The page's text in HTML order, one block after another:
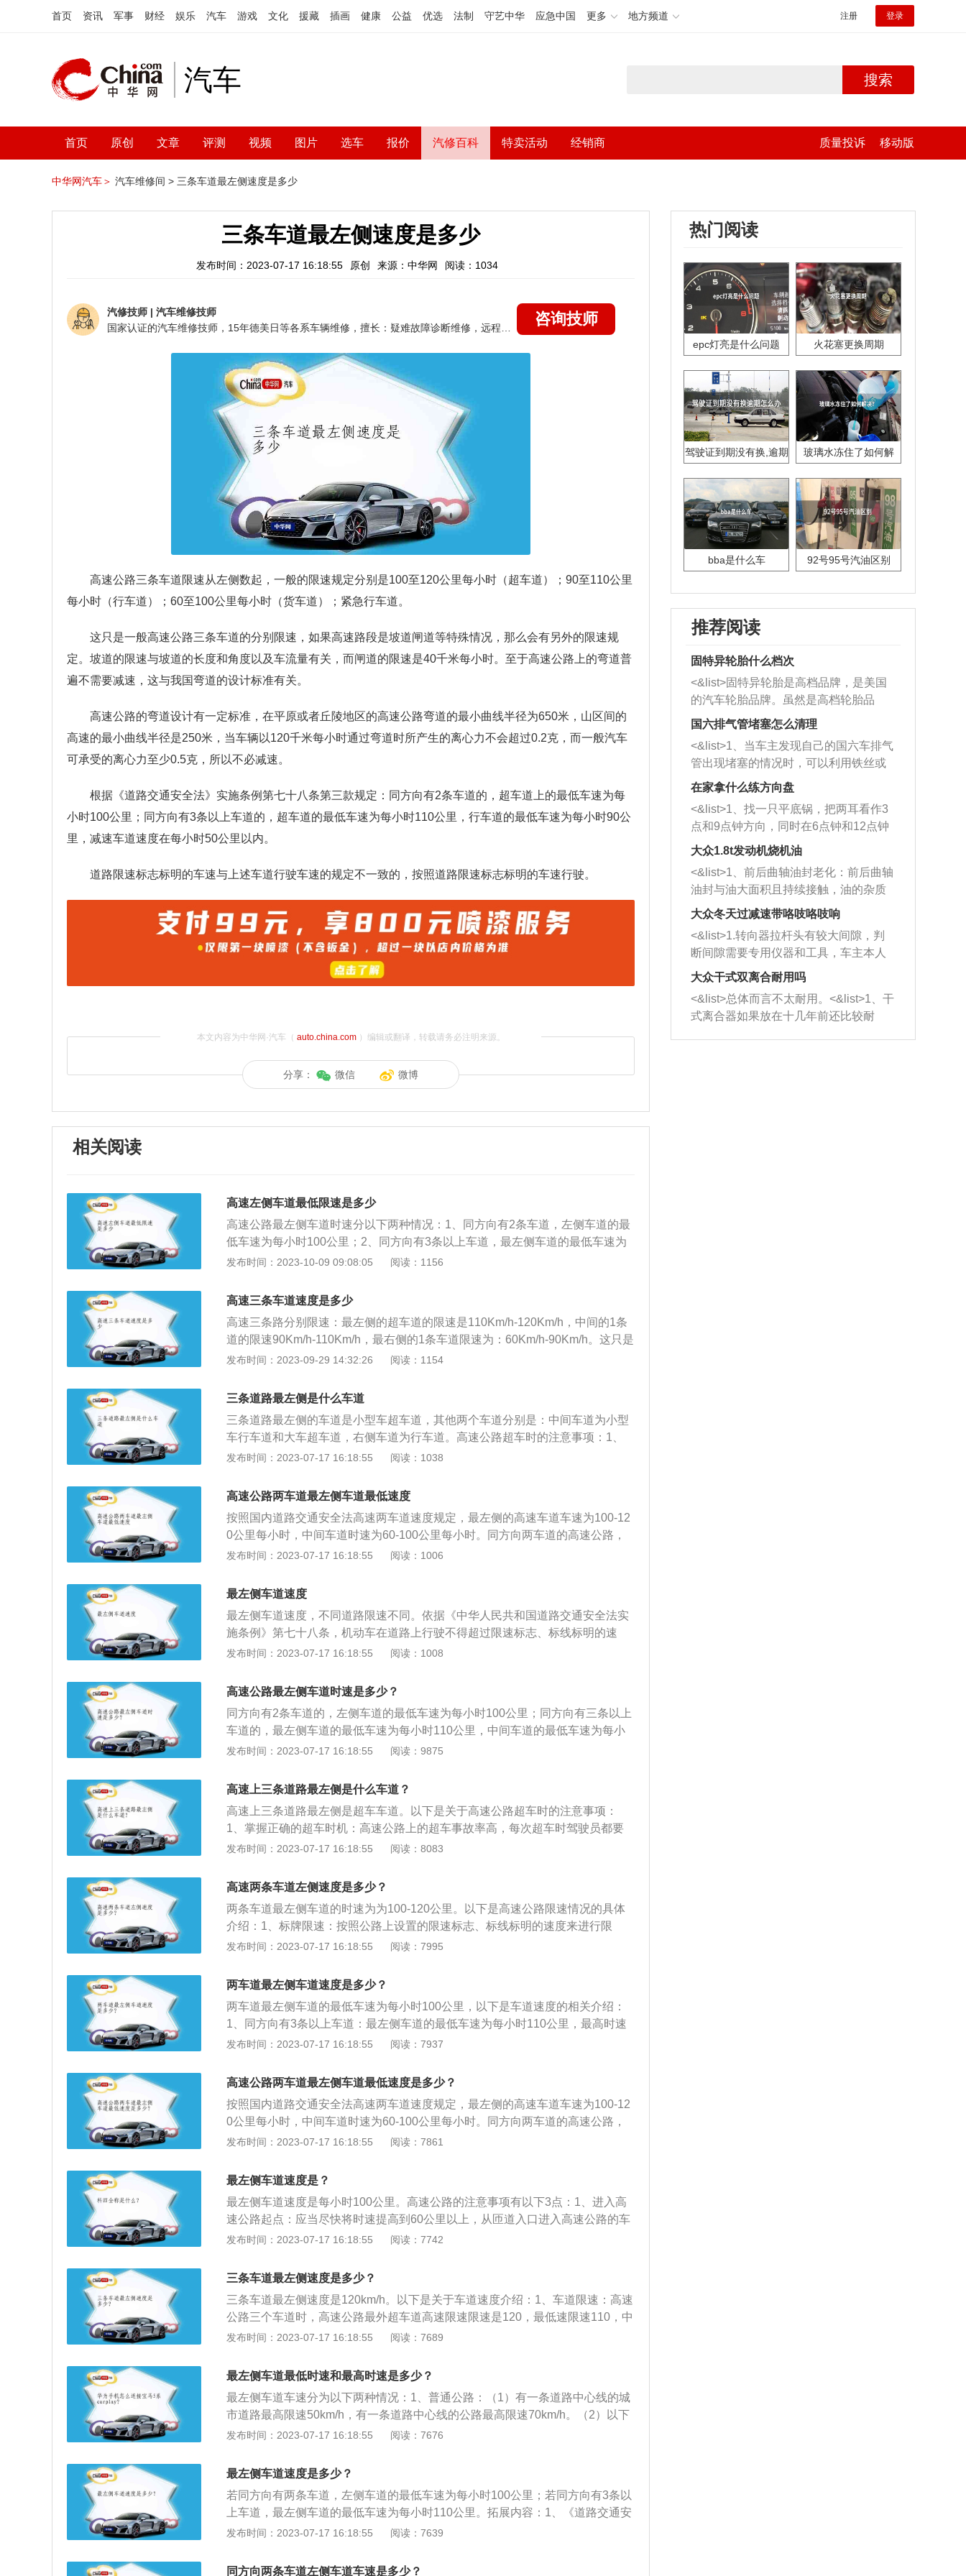
首页 资讯 军事 财经 娱乐 汽车 游戏 文化 援藏 插画 健康 公益 优选 法制 守艺中华 应急中国 更多 地方频道 注册 登录
汽车 搜索
首页 原创 文章 评测 视频 图片 选车 报价 汽修百科 特卖活动 经销商 质量投诉 移动版
中华网汽车＞ 汽车维修间 > 三条车道最左侧速度是多少
三条车道最左侧速度是多少
发布时间：2023-07-17 16:18:55 原创 来源：中华网 阅读：1034
汽修技师 | 汽车维修技师
咨询技师
高速公路三条车道限速从左侧数起，一般的限速规定分别是100至120公里每小时（超车道）；90至110公里
每小时（行车道）；60至100公里每小时（货车道）；紧急行车道。
这只是一般高速公路三条车道的分别限速，如果高速路段是坡道闸道等特殊情况，那么会有另外的限速规
定。坡道的限速与坡道的长度和角度以及车流量有关，而闸道的限速是40千米每小时。至于高速公路上的弯道普
遍不需要减速，这与我国弯道的设计标准有关。
高速公路的弯道设计有一定标准，在平原或者丘陵地区的高速公路弯道的最小曲线半径为650米，山区间的
高速的最小曲线半径是250米，当车辆以120千米每小时通过弯道时所产生的离心力不会超过0.2克，而一般汽车
可承受的离心力至少0.5克，所以不必减速。
根据《道路交通安全法》实施条例第七十八条第三款规定：同方向有2条车道的，超车道上的最低车速为每
小时100公里；同方向有3条以上车道的，超车道的最低车速为每小时110公里，行车道的最低车速为每小时90公
里，减速车道速度在每小时50公里以内。
道路限速标志标明的车速与上述车道行驶车速的规定不一致的，按照道路限速标志标明的车速行驶。
本文内容为中华网·汽车（ auto.china.com）编辑或翻译，转载请务必注明来源。
分享： 微信 微博
相关阅读
高速左侧车道最低限速是多少
高速公路最左侧车道时速分以下两种情况：1、同方向有2条车道，左侧车道的最
低车速为每小时100公里；2、同方向有3条以上车道，最左侧车道的最低车速为
每小时110公里。具体法规如下：《中华人民共和国道路交通安全法实施条例》
公里，最低车速不得低于每小时60公里。在高速公路上行驶的小型载客汽车最高
车速不得超过每小时120公里，其他机动车不得超过每小时100公里，摩托车不得
超过每小时80公里。同方向有2条车道的，左侧车道的最低车速为每小时100公
里；同方向有3条以上车道的，最左侧车道的最低车速为每小时110公里，中间车
道的最低车速为每小时90公里。道路限速标志标明的车速与上述车道行驶车速的
发布时间：2023-10-09 09:08:05 阅读：1156
高速三条车道速度是多少
高速三条路分别限速：最左侧的超车道的限速是110Km/h-120Km/h，中间的1条
道的限速90Km/h-110Km/h，最右侧的1条车道限速为：60Km/h-90Km/h。这只是
一般高速路3条车道的各自限速，假如高速路段是坡道闸道等特殊情况，那么会
八条，高速公路应当标明车道的行驶速度，最高车速不得超过每小时120公里，
最低车速不得低于每小时60公里。在高速公路上行驶的小型载客汽车最高车速不
得超过每小时120公里，其他机动车不得超过每小时100公里，摩托车不得超过每
小时80公里。同方向有2条车道的，左侧车道的最低车速为每小时100公里；同方
向有3条以上车道的，最左侧车道的最低车速为每小时110公里，中间车道的最低
致的，按照道路限速标志标明的车速行驶。
发布时间：2023-09-29 14:32:26 阅读：1154
三条道路最左侧是什么车道
三条道路最左侧的车道是小型车超车道，其他两个车道分别是：中间车道为小型
车行车道和大车超车道，右侧车道为行车道。高速公路超车时的注意事项：1、
掌握正确的超车时机：高速公路上的超车事故率高，每次超车时驾驶员都要面临
超车，因为那样不但不能使全程的行驶时间缩短多少，而且有可能将自己置身于
反复超车与被超车的危险境地。只有当车辆的技术状况与前车相差很大，并能在
超越后迅速将其甩开的情况下，才有必要在恰当的时机将其超越。2、注意并
行：超车时要注意并行及后续车辆情况。如果感到确有必要超车，必须确认超车
道上的安全距离内没有其他车辆，同时还必须确认同行车道上没有车辆企图超越
更是如此。随着车速的提高，在转过相同的弯道时，转向盘的转动量逐渐减小，
这是高速公路不能过猛转向，采用大弯道变更车道的直接原因。超车过程应该紧
凑和一气呵成，如果在200m以内有车，可以连续超越，否则，反复变更车道、来
返回原车道。为了保证车辆的行驶顺利和安全，与超车道上车流速度不同的车
安全也有保障。
发布时间：2023-07-17 16:18:55 阅读：1038
高速公路两车道最左侧车道最低速度
按照国内道路交通安全法高速两车道速度规定，最左侧的高速车道车速为100-12
0公里每小时，中间车道时速为60-100公里每小时。同方向两车道的高速公路，
那么最右侧是应急车道，正常情况下是不能走的。高速三车道速度最左边一条是
别为：90-110公里每小时和60-90公里每小时。高速公路的限速标准会根据高速
的设计有所不同，在路面平坦的多车道高速上，高速公路的最高速度一般限制在
120㎞/小时，而在山区、团雾多发路段和易发生交通事故的路段，高速公路的可
通行最高速度会调整到100㎞/小时和80㎞/小时。高速公路车速相关规定：根据
《中华人民共和国道路交通安全法实施条例》第七十八条：高速公路应当标明车
公里；在高速公路上行驶的小型载客汽车最高车速不得超过每小时120公里，其
他机动车不得超过每小时100公里，摩托车不得超过每小时80公里；道路限速标
志标明的车速与上述车道行驶车速的规定不一致的，按照道路限速标志标明的车
进行扣分处罚；驾驶校车、中型以上载客载货汽车、危险物品运输车辆以外的机
达到百分之五十的，扣3分；驾驶校车、中型以上载客载货汽车、危险物品运输
车辆在高速公路、城市快速路上行驶超过规定时速未达到百分之二十，或者在高
速公路、城市快速路以外的道路上行驶超过规定时速百分之二十以上未达到百分
之五十的，扣6分；驾驶校车、中型以上载客载货汽车、危险物品运输车辆在高
分；驾驶校车、中型以上载客载货汽车、危险物品运输车辆在高速公路、城市快
速路上行驶超过规定时速百分之二十以上，或者驾驶其他机动车在高速公路、城
市快速路上行驶超过规定时速百分之五十以上的，扣12分。
发布时间：2023-07-17 16:18:55 阅读：1006
最左侧车道速度
最左侧车道速度，不同道路限速不同。依据《中华人民共和国道路交通安全法实
施条例》第七十八条，机动车在道路上行驶不得超过限速标志、标线标明的速
度。在高速公路上行驶，小型载客汽车最高车速不得超过每小时120公里，其他
低于每小时60公里。同方向有2条车道的，左侧车道的最低车速为每小时100公
里；同方向有3条以上车道的，最左侧车道的最低车速为每小时110公里，中间车
道的最低车速为每小时90公里。道路限速标志标明的车速与上述车道行驶车速的
规定不一致的，按照道路限速标志标明的车速行驶。第四十五条机动车在道路上
行驶不得超过限速标志、标线标明的速度。在没有限速标志、标线的道路上，机
时30公里，公路为每小时40公里；(二)同方向只有1条机动车道的道路，城市道路
为每小时50公里，公路为每小时70公里。第四十六条机动车行驶中遇有下列情形
之一的，最高行驶速度不得超过每小时30公里，其中拖拉机、电瓶车、轮式专用
窄路、窄桥时；(二)掉头、转弯、下陡坡时；(三)遇雾、雨、雪、沙尘、冰雹，能
车时。超速行驶处罚不同依据《道路交通安全违法行为记分管理办法》第二章记
分分值规定1、驾驶校车、中型以上载客载货汽车、危险物品运输车辆在高速公
路、城市快速路上行驶超过规定时速百分之二十以上，或者驾驶其他机动车在高
速公路、城市快速路上行驶超过规定时速百分之五十以上的，一次记12分。2、
以外的道路上行驶超过规定时速百分之五十以上的，一次记9分。3、驾驶校车、
中型以上载客载货汽车、危险物品运输车辆在高速公路、城市快速路上行驶超过
规定时速未达到百分之二十，或者在高速公路、城市快速路以外的道路上行驶超
过规定时速百分之二十以上未达到百分之五十的，一次记6分。4、驾驶校车、中
型以上载客载货汽车、危险物品运输车辆以外的机动车在高速公路、城市快速路
快速路以外的道路上行驶超过规定时速百分之五十以上的一次记6分。5、驾驶校
车、中型以上载客载货汽车、危险物品运输车辆以外的机动车在高速公路、城市
快速路以外的道路上行驶超过规定时速百分之二十以上未达到百分之五十的，一
路、城市快速路以外的道路上行驶超过规定时速百分之十以上未达到百分之二十
发布时间：2023-07-17 16:18:55 阅读：1008
高速公路最左侧车道时速是多少？
同方向有2条车道的，左侧车道的最低车速为每小时100公里；同方向有三条以上
车道的，最左侧车道的最低车速为每小时110公里，中间车道的最低车速为每小
时90公里。路限速度标志标明的车速与上述车道行驶车速的规定不一致的，按照
定：高速公路应当标明车道的行驶速度，最高车速不得超过每小时120公里，最
低车自速度也不得低于每小时60公里。在高速公路上行驶的小汽车最高车速不得
超过每小时120公里，其他机动车不得超过每小时100公里，摩托车不得超过每小
时80公里。
发布时间：2023-07-17 16:18:55 阅读：9875
高速上三条道路最左侧是什么车道？
高速上三条道路最左侧是超车车道。以下是关于高速公路超车时的注意事项：
1、掌握正确的超车时机：高速公路上的超车事故率高，每次超车时驾驶员都要
面临危险的境地。如果自己驾驶的车辆与车流中的车辆性能相差不多，能不超就
身于反复超车与被超车的危险境地。只有当车辆的技术状况与前车相差很大，并
能在超越后迅速将其甩开的情况下，才有必要在恰当的时机将其超越。2、注意
并行：超车时要注意并行及后续车辆情况。如果感到确有必要超车，必须确认超
车道上的安全距离内没有其他车辆，同时还必须确认同行车道上没有车辆企图超
越自车。3、超车时使用转向盘要平稳：高速公路上猛打转向盘很危险，在超车
小，这是高速公路不能过猛转向，采用大弯道变更车道的直接原因。超车过程应
该紧凑和一气呵成，如果在200m以内有车，可以连续超越，否则，反复变更车
道、来来回回非常危险。4、超车后要尽快返回原车道：在安全完成超车后，要
的车辆，切忌在超车道上连续行驶。这样既不干扰其他车辆的正常行驶，又对本
发布时间：2023-07-17 16:18:55 阅读：8083
高速两条车道左侧速度是多少？
两条车道最左侧车道的时速为为100-120公里。以下是高速公路限速情况的具体
介绍：1、标牌限速：按照公路上设置的限速标志、标线标明的速度来进行限
制。而这个速度划分并没有统一的规定，不同地区或同一高速的不同路段，其限
线的公路，限速为每小时40公里；同方向只有1条机动车道的公路，限速为每小
时70公里；进出非机动车道，通过铁路道口、急弯路、窄路、窄桥以及掉头、转
弯、下陡坡时，限速为每小时30公里。高速公路最高限速为每小时120公里。3、
特殊时段和恶劣天气限速：在普通公路行驶，遇雾、雨、雪、沙尘、冰雹，能见
度在50米以内以及在冰雪、泥泞的道路上行驶时，限速为每小时30公里。
发布时间：2023-07-17 16:18:55 阅读：7995
两车道最左侧车道速度是多少？
两车道最左侧车道的最低车速为每小时100公里，以下是车道速度的相关介绍：
1、同方向有3条以上车道：最左侧车道的最低车速为每小时110公里，最高时速
为每小时120公里，中间车道的最低车速为每小时90公里。最右侧车道的最低车
最左侧车道的最低车速为每小时110公里，最高时速为每小时120公里，中间车道
的最低车速为每小时90公里，最高时速为每小时120公里，最右侧车道的最低车
速为每小时60公里每小时，最高时速为每小时120公里。
发布时间：2023-07-17 16:18:55 阅读：7937
高速公路两车道最左侧车道最低速度是多少？
按照国内道路交通安全法高速两车道速度规定，最左侧的高速车道车速为100-12
0公里每小时，中间车道时速为60-100公里每小时。同方向两车道的高速公路，
那么最右侧是应急车道，正常情况下是不能走的。高速三车道速度最左边一条是
别为：90-110公里每小时和60-90公里每小时。高速公路的限速标准会根据高速
的设计有所不同，在路面平坦的多车道高速上，高速公路的最高速度一般限制在
120㎞/小时，而在山区、团雾多发路段和易发生交通事故的路段，高速公路的可
通行最高速度会调整到100㎞/小时和80㎞/小时。高速公路车速相关规定：根据
《中华人民共和国道路交通安全法实施条例》第七十八条：高速公路应当标明车
公里；在高速公路上行驶的小型载客汽车最高车速不得超过每小时120公里，其
他机动车不得超过每小时100公里，摩托车不得超过每小时80公里；道路限速标
志标明的车速与上述车道行驶车速的规定不一致的，按照道路限速标志标明的车
进行扣分处罚；驾驶校车、中型以上载客载货汽车、危险物品运输车辆以外的机
达到百分之五十的，扣3分；驾驶校车、中型以上载客载货汽车、危险物品运输
车辆在高速公路、城市快速路上行驶超过规定时速未达到百分之二十，或者在高
速公路、城市快速路以外的道路上行驶超过规定时速百分之二十以上未达到百分
之五十的，扣6分；驾驶校车、中型以上载客载货汽车、危险物品运输车辆在高
分；驾驶校车、中型以上载客载货汽车、危险物品运输车辆在高速公路、城市快
速路上行驶超过规定时速百分之二十以上，或者驾驶其他机动车在高速公路、城
市快速路上行驶超过规定时速百分之五十以上的，扣12分。
发布时间：2023-07-17 16:18:55 阅读：7861
最左侧车道速度是？
最左侧车道速度是每小时100公里。高速公路的注意事项有以下3点：1、进入高
速公路起点：应当尽快将时速提高到60公里以上，从匝道入口进入高速公路的车
辆，须在加速车道上提高车速，驶入主车道时不得妨碍已在主车道行驶的车辆，
车道上行驶，大型客车、货运汽车等在右边行车道上行驶；3、不能任意变更车
道：需要变更车道或者超越前车时，必须提前开启转向灯，夜间还须变换使用
远、近光灯，确认安全后再变更车道，超车时只允许使用相邻的车道。
发布时间：2023-07-17 16:18:55 阅读：7742
三条车道最左侧速度是多少？
三条车道最左侧速度是120km/h。以下是关于车道速度介绍：1、车道限速：高速
公路三个车道时，高速公路最外超车道高速限速限速是120，最低速限速110，中
间道通110-90，最里侧车道通是90-60。高速公路最低限速60。最左侧车道最高
规定：高速公路应当标明车道的行驶速度，最高车速不得超过每小时120公里，
最低车速不得低于每小时60公里。在高速公路上行驶的小型载客汽车最高车速不
得超过每小时120公里，其他机动车不得超过每小时100公里，摩托车不得超过每
小时80公里。同方向有2条车道，左侧车道的最低车速为每小时100公里。
发布时间：2023-07-17 16:18:55 阅读：7689
最左侧车道最低时速和最高时速是多少？
最左侧车道车速分为以下两种情况：1、普通公路：（1）有一条道路中心线的城
市道路最高限速50km/h，有一条道路中心线的公路最高限速70km/h。（2）以下
特殊情境下，最高限速30km/h：遇雾、雨、雪、沙尘、冰雹，能见度在50米以内
机动车道、通过铁路道口时；牵引发生故障的机动车时。2、高速公路：（1）同
向2车道时，左侧车道最低限速100km/h。（2）同向3车道时，左侧车道最低限速
110km/h，中间车道最低限速90km/h，右侧车道最低限速60km/h。
发布时间：2023-07-17 16:18:55 阅读：7676
最左侧车道速度是多少？
若同方向有两条车道，左侧车道的最低车速为每小时100公里；若同方向有3条以
上车道，最左侧车道的最低车速为每小时110公里。拓展内容：1、《道路交通安
全法》第67条规定：行人、非机动车、拖拉机、轮式专用机械车、铰接式客车、
高速公路限速标志标明的最高时速不得超过一百二十公里。2、《道路交通安全
发布时间：2023-07-17 16:18:55 阅读：7639
同方向两条车道左侧车道车速是多少？
热门阅读
epc灯亮是什么问题 火花塞更换周期
驾驶证到期没有换,逾期
玻璃水冻住了如何解
bba是什么车 92号95号汽油区别
推荐阅读
固特异轮胎什么档次
<&list>固特异轮胎是高档品牌，是美国
的汽车轮胎品牌。虽然是高档轮胎品
牌，但是中高低端的轮胎都有生产，这
也是为了更好的开拓市场。
国六排气管堵塞怎么清理
<&list>1、当车主发现自己的国六车排气
管出现堵塞的情况时，可以利用铁丝或
者是细棍，直接将杂物给取出来，如果
堵塞情况比较严重，也可以采取应急措
施。 <&list>2、直接利用木棍将所有的
杂物推到排气管里面的位置处，然后将
三元催化器拆解开，就可以将堵塞的东
西取出来。但如果是因为积碳过多引起
的堵塞，就需要将三元催化器泡在草酸
洗剂对堵塞的情况得到解决，将清洗剂
放在燃油箱中，与燃油混合后，车辆启
动时，就可以和汽油一起进入到燃烧
室，最后形成废气排出，就可以让三元
催化器得到清洗，排气管堵塞的情况就
能够得到解决。
在家拿什么练方向盘
<&list>1、找一只平底锅，把两耳看作3
点和9点钟方向，同时在6点钟和12点钟
方向做一个标记。 <&list>2、双手握住
一圈半的练习，往右同样也要打相同的
圈数。 <&list>3、最后强调要反复练
习，这样就可以形成肌肉记忆，在真实
驾驶车辆时，不需要记忆也能打好方
向。
大众1.8t发动机烧机油
<&list>1、前后曲轴油封老化：前后曲轴
油封与油大面积且持续接触，油的杂质
和发动机内持续温度变化使其密封效果
逐渐减弱，导致渗油或漏油。<&list>2、
活塞间隙过大：积碳会使活塞环与缸体
的间隙扩大，导致机油流入燃烧室中，
造成烧机油。<&list>3、机油粘度。使用
机油粘度过小的话，同样会有烧机油现
象，机油粘度过小具有很好的流动性，
大众冬天过减速带咯吱咯吱响
<&list>1.转向器拉杆头有较大间隙，判
断间隙需要专用仪器和工具，车主本人
无法制作，需要将车辆送到修理厂或4s
店；<&list>2.车辆半轴套管防尘罩破
裂，破裂后会出现漏油现象，使半轴磨
损严重，磨损的半轴容易损坏，产生异
响；<&list>3.稳定器的转向胶套和球头
大众干式双离合耐用吗
<&list>总体而言不太耐用。<&list>1、干
式离合器如果放在十几年前还比较耐